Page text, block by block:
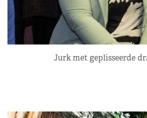
Jurk met geplisseerde